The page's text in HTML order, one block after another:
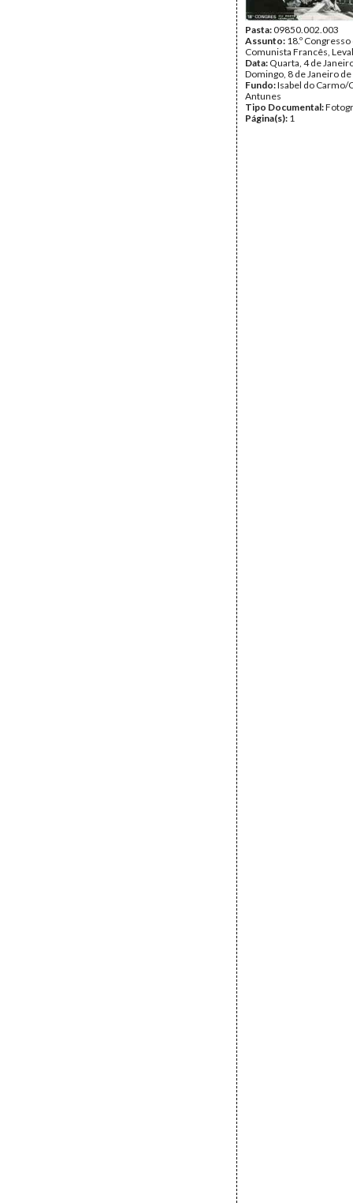
Pasta:09850.002.003
Assunto: 18.º
Comunista Francês,
Data: Quarta, 4 de
Domingo, 8 de Janeiro
Fundo:Isabel do Carmo/
Antunes
Tipo Documental:
Página(s): 1